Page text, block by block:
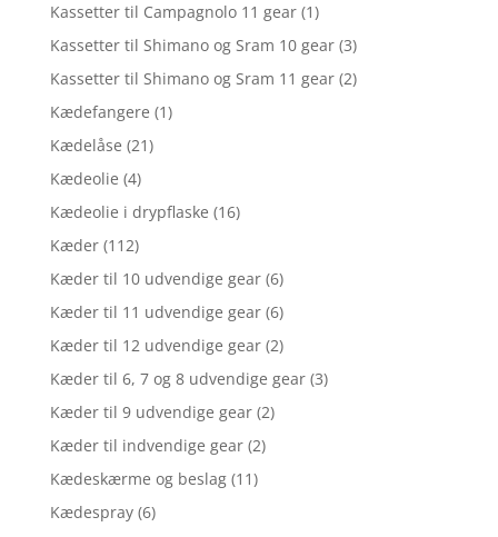
Kassetter til Campagnolo 11 gear (1)
Kassetter til Shimano og Sram 10 gear (3)
Kassetter til Shimano og Sram 11 gear (2)
Kædefangere (1)
Kædelåse (21)
Kædeolie (4)
Kædeolie i drypflaske (16)
Kæder (112)
Kæder til 10 udvendige gear (6)
Kæder til 11 udvendige gear (6)
Kæder til 12 udvendige gear (2)
Kæder til 6, 7 og 8 udvendige gear (3)
Kæder til 9 udvendige gear (2)
Kæder til indvendige gear (2)
Kædeskærme og beslag (11)
Kædespray (6)